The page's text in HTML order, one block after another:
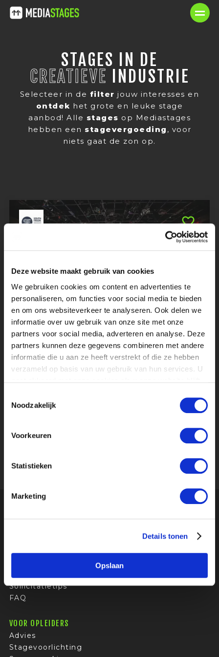
Deze website maakt gebruik van cookies
We gebruiken cookies om content en advertenties te
personaliseren, om functies voor social media te bieden
en om ons websiteverkeer te analyseren. Ook delen we
informatie over uw gebruik van onze site met onze
partners voor social media, adverteren en analyse. Deze
partners kunnen deze gegevens combineren met andere
informatie die u aan ze heeft verstrekt of die ze hebben
verzameld op basis van uw gebruik van hun services. U
Noodzakelijk
Voorkeuren
Statistieken
Marketing
Details tonen
Opslaan
STAGES IN DE
CREATIEVE INDUSTRIE
Selecteer in de filterjouw interesses en
ontdek het grote en leuke stage
aanbod! Alle stages op Mediastages
hebben een stagevergoeding , voor
niets gaat de zon op.
STAGIAIR VIDEOCOÖRDINATOR
SPORT CREATIVE PRODUCER BIJ
Google-reviews
VOOR STUDENTEN
Bedrijfsprofielen
Sollicitatietips
FAQ
VOOR OPLEIDERS
Advies
Stagevoorlichting